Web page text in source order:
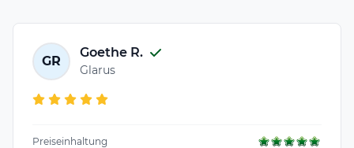
GR
Goethe R.
Glarus
Preiseinhaltung